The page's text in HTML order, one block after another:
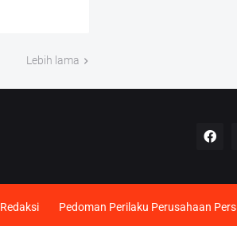
Lebih lama
Redaksi Pedoman Perilaku Perusahaan Pers